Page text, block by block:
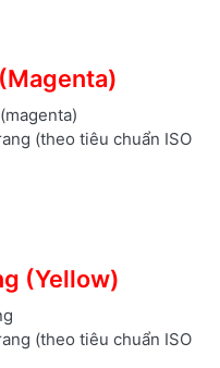
(theo tiêu chuẩn ISO
(Yellow)
(theo tiêu chuẩn ISO